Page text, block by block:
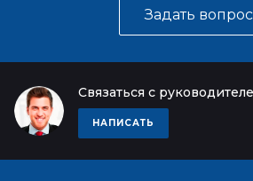
Задать вопрос
Связаться с
НАПИСАТЬ